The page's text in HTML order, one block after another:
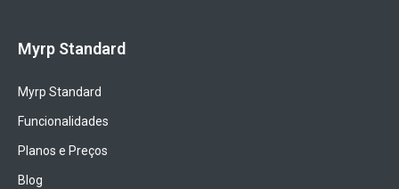
Myrp Standard
Myrp Standard
Funcionalidades
Planos e Preços
Blog